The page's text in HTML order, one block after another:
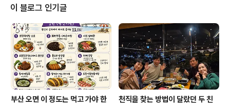
했고, 그나마 체력적으로도 수입적으로도 적절한곳에서 일
하게 되었습니다. 인센티브제도로 일하는 곳이라 일할 때
도 마음이 편하고 보람을 느꼈답니다^-^하지만 문제는 주
위 환경이었어요..타지에 홀로 일하는 부분에서 외로움을
느꼈고, 직장 내에서도 동료들, 사장님과 사이가 별로 안 좋
았습니다. 물론 제 성격이 약간 꼬..
이 블로그 인기글
부산 오면 이 정도는 먹고 가야 한
천직을 찾는 방법이 달랐던 두 친